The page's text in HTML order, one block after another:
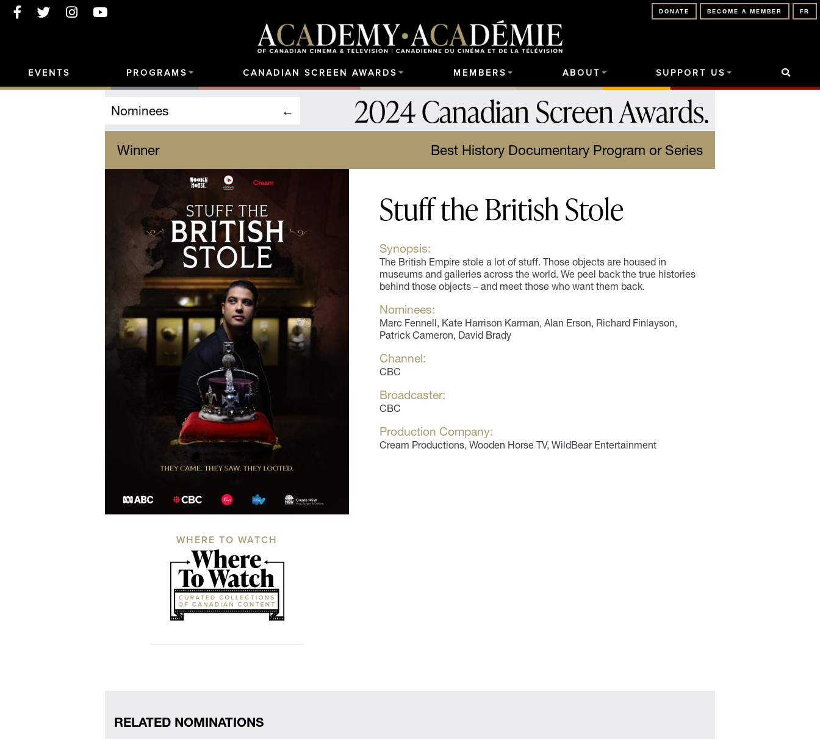
FR
BECOME A MEMBER
DONATE
EVENTS PROGRAMS CANADIAN SCREEN AWARDS MEMBERS ABOUT SUPPORT US
Nominees 2024 Canadian Screen Awards.
Winner Best History Documentary Program or Series
WHERE TO WATCH
Stuff the British Stole
Synopsis:
The British Empire stole a lot of stuff. Those objects are housed in
museums and galleries across the world. We peel back the true histories
behind those objects – and meet those who want them back.
Nominees:
Marc Fennell, Kate Harrison Karman, Alan Erson, Richard Finlayson,
Patrick Cameron, David Brady
Channel:
CBC
Broadcaster:
CBC
Production Company:
Cream Productions, Wooden Horse TV, WildBear Entertainment
RELATED NOMINATIONS